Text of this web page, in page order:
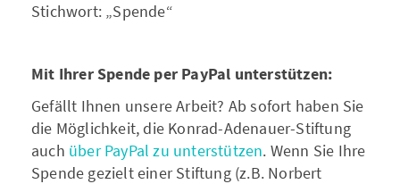
Stichwort: „Spende“
Mit Ihrer Spende per PayPal unterstützen:
Gefällt Ihnen unsere Arbeit? Ab sofort haben Sie
die Möglichkeit, die Konrad-Adenauer-Stiftung
auch über PayPal zu unterstützen. Wenn Sie Ihre
Spende gezielt einer Stiftung (z.B. Norbert